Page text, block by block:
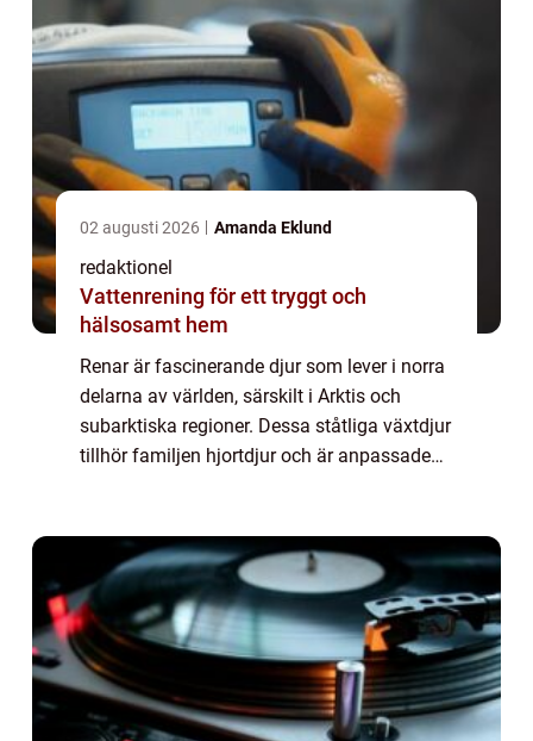
02 augusti 2026 Amanda Eklund
redaktionel
Vattenrening för ett tryggt och
hälsosamt hem
Renar är fascinerande djur som lever i norra
delarna av världen, särskilt i Arktis och
subarktiska regioner. Dessa ståtliga växtdjur
tillhör familjen hjortdjur och är anpassade